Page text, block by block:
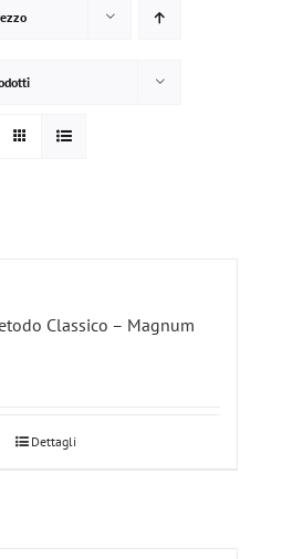
Classico – Magnum
Dettagli